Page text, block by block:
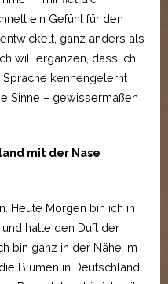
ein Gefühl für den
ganz anders als
will ergänzen, dass ich
kennengelernt
Sinne – gewissermaßen
mit der Nase
Heute Morgen bin ich in
hatte den Duft der
bin ganz in der Nähe im
Blumen in Deutschland